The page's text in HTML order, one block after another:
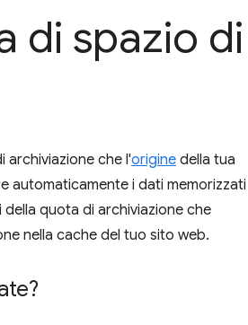
di spazio di
archiviazione che l'origine della tua
automaticamente i dati memorizzati
quota di archiviazione che
nella cache del tuo sito web.